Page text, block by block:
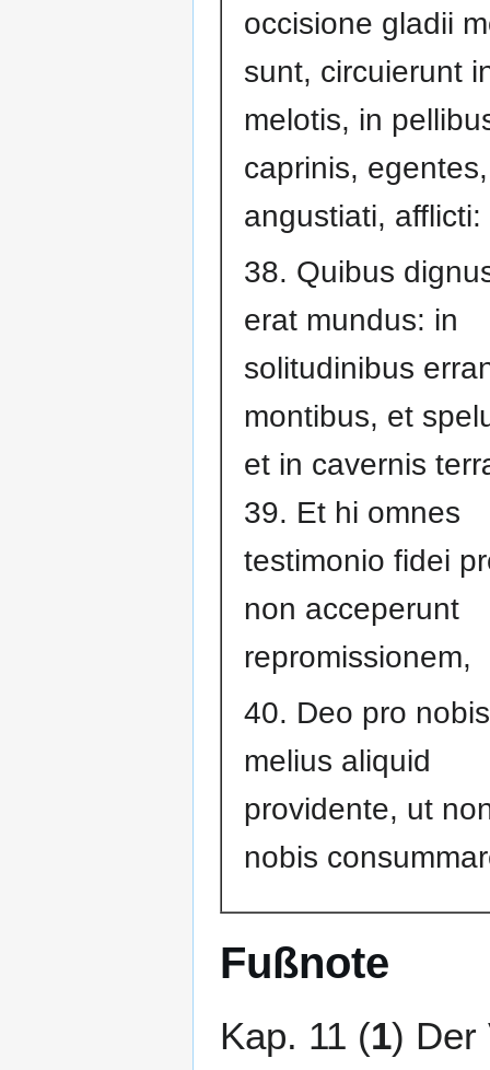
occisione gladii
sunt, circuierunt
melotis, in
caprinis, egentes,
angustiati, afflicti:
38. Quibus
erat mundus: in
solitudinibus
montibus, et
et in cavernis
39. Et hi omnes
testimonio fidei
non acceperunt
repromissionem,
40. Deo pro nobis
melius aliquid
providente, ut
nobis
Fußnote
Kap. 11 (1) Der